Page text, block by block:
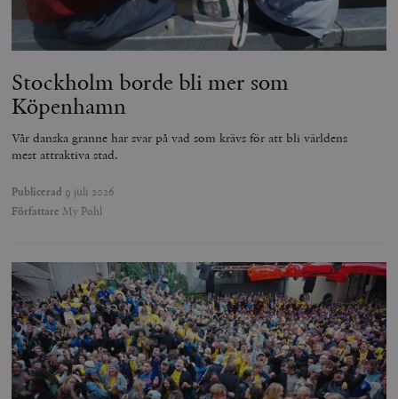
Stockholm borde bli mer som
Köpenhamn
Vår danska granne har svar på vad som krävs för att bli världens
mest attraktiva stad.
Publicerad 9 juli 2026
Författare My Pohl